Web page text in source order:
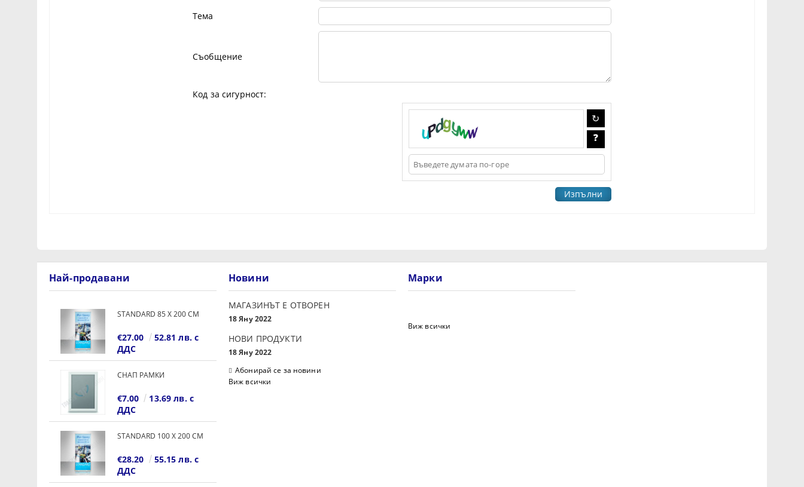
Тема
Съобщение
Код за сигурност:
Най-продавани
STANDARD 85 Х 200 СМ
€27.00
52.81 лв. с
ДДС
СНАП РАМКИ
€7.00
13.69 лв. с
ДДС
STANDARD 100 Х 200 СМ
€28.20
55.15 лв. с
ДДС
Новини
МАГАЗИНЪТ Е ОТВОРЕН
18 Яну 2022
НОВИ ПРОДУКТИ
18 Яну 2022
Абонирай се за новини
Виж всички
Марки
Виж всички